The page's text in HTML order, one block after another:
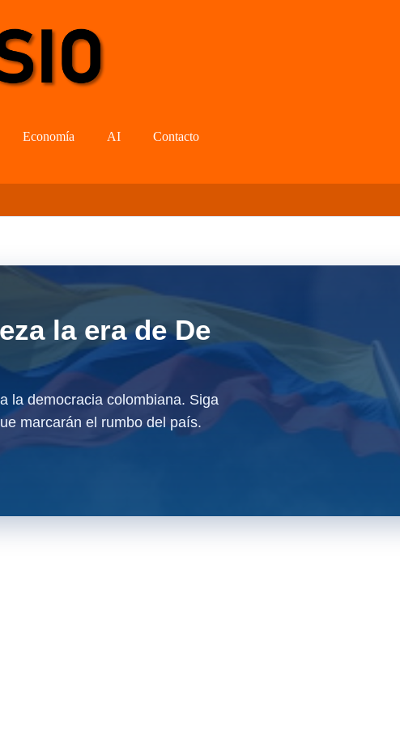
Economía AI Contacto
la era de De
la democracia colombiana. Siga
marcarán el rumbo del país.